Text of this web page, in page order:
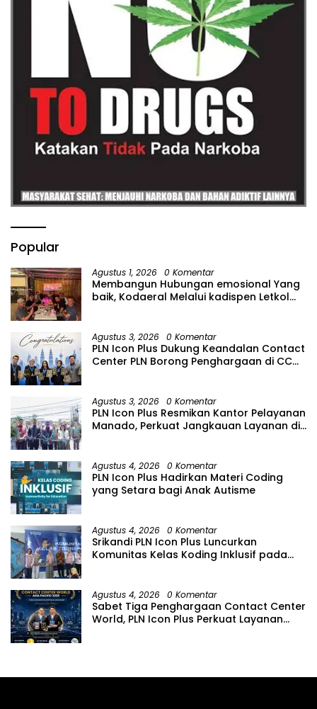
Popular
Agustus 1, 2026 0 Komentar
Membangun Hubungan emosional Yang
baik, Kodaeral Melalui kadispen Letkol
suasana Santai lebih Dekat Dan
Harmonis.
Agustus 3, 2026 0 Komentar
PLN Icon Plus Dukung Keandalan Contact
Center PLN Borong Penghargaan di CCW
Agustus 3, 2026 0 Komentar
PLN Icon Plus Resmikan Kantor Pelayanan
Manado, Perkuat Jangkauan Layanan di
Agustus 4, 2026 0 Komentar
PLN Icon Plus Hadirkan Materi Coding
yang Setara bagi Anak Autisme
Agustus 4, 2026 0 Komentar
Srikandi PLN Icon Plus Luncurkan
Komunitas Kelas Koding Inklusif pada
Agustus 4, 2026 0 Komentar
Sabet Tiga Penghargaan Contact Center
World, PLN Icon Plus Perkuat Layanan